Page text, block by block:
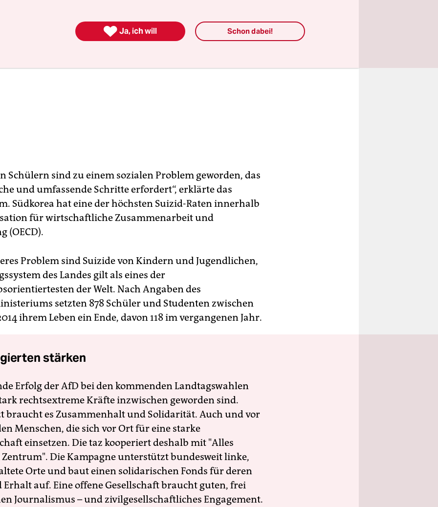
Schülern sind zu einem sozialen Problem geworden, das
und umfassende Schritte erfordert“, erklärte das
Südkorea hat eine der höchsten Suizid-Raten innerhalb
für wirtschaftliche Zusammenarbeit und
(OECD).
Problem sind Suizide von Kindern und Jugendlichen,
des Landes gilt als eines der
der Welt. Nach Angaben des
setzten 878 Schüler und Studenten zwischen
ihrem Leben ein Ende, davon 118 im vergangenen Jahr.
stärken
Erfolg der AfD bei den kommenden Landtagswahlen
rechtsextreme Kräfte inzwischen geworden sind.
braucht es Zusammenhalt und Solidarität. Auch und vor
Menschen, die sich vor Ort für eine starke
einsetzen. Die taz kooperiert deshalb mit "Alles
Die Kampagne unterstützt bundesweit linke,
Orte und baut einen solidarischen Fonds für deren
Erhalt auf. Eine offene Gesellschaft braucht guten, frei
Journalismus – und zivilgesellschaftliches Engagement.
 Ja, ich will Schon dabei!